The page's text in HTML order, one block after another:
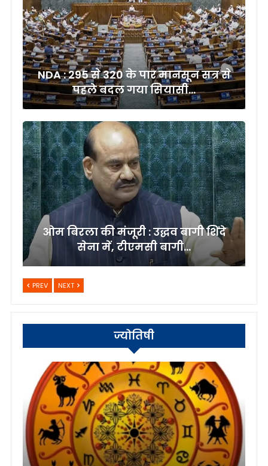
NDA : 295 से 320 के पार मानसून सत्र से
पहले बदल गया सियासी…
ओम बिरला की मंजूरी : उद्धव बागी शिंदे
सेना में, टीएमसी बागी…
PREV NEXT
ज्योतिषी